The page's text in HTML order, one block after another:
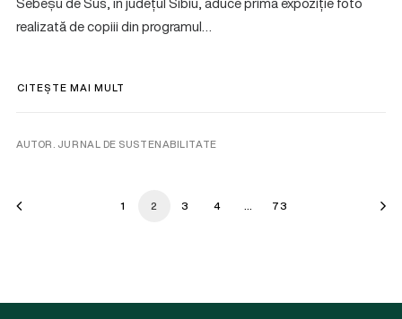
realizată de copiii din programul…
CITEȘTE MAI MULT
AUTOR. JURNAL DE SUSTENABILITATE
1 2 3 4 … 73